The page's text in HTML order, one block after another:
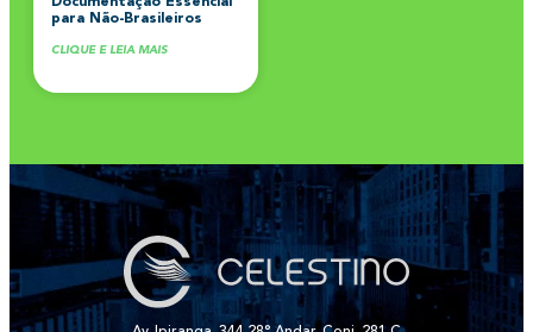
para Não-Brasileiros
CLIQUE E LEIA MAIS